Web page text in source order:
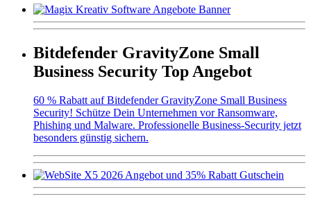
Bitdefender GravityZone Small
Business Security Top Angebot
60 % Rabatt auf Bitdefender GravityZone Small Business
Security! Schütze Dein Unternehmen vor Ransomware,
Phishing und Malware. Professionelle Business-Security jetzt
besonders günstig sichern.